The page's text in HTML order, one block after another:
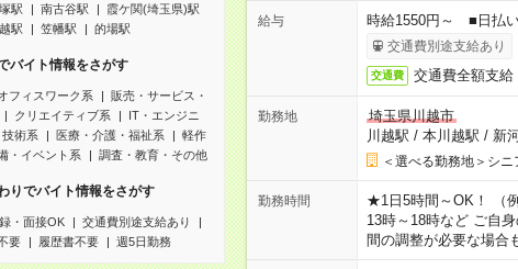
駅
南古谷駅
霞ケ関(埼玉県)駅
駅
笠幡駅 的場駅
バイト情報をさがす
フィスワーク系
販売・サービス・
クリエイティブ系
IT・エンジニ
技術系 医療・介護・福祉系
軽作
・イベント系
調査・教育・その他
りでバイト情報をさがす
・面接OK
交通費別途支給あり
要
履歴書不要 週5日勤務
給与 時給1550円～ ■日払
交通費別途支給あり
交通費 交通費全額支
勤務地
埼玉県川越市
川越駅 / 本川越駅 / 新
＜選べる勤務地＞シ
勤務時間
★1日5時間～OK！ （
13時～18時など ご自
間の調整が必要な場合